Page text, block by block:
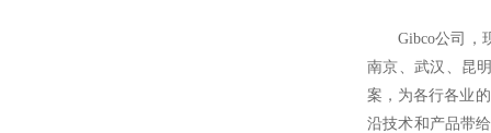
Gibco公司，
南京、武汉、昆
案，为各行各业
沿技术和产品带